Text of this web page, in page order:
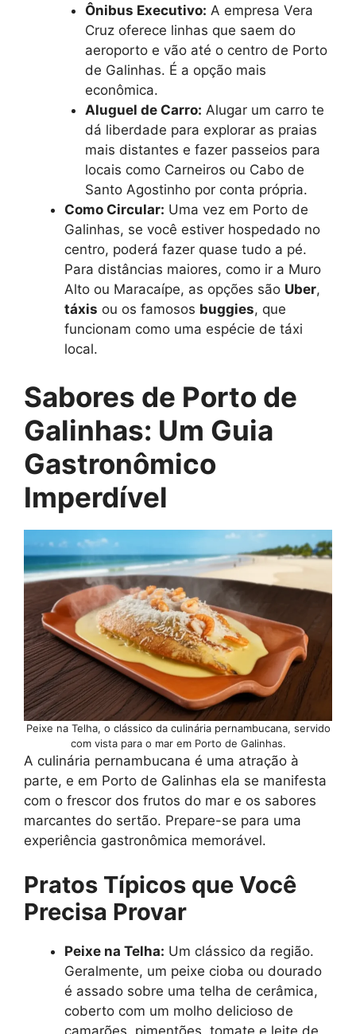
Ônibus Executivo: A empresa Vera
Cruz oferece linhas que saem do
aeroporto e vão até o centro de Porto
de Galinhas. É a opção mais
econômica.
Aluguel de Carro: Alugar um carro te
dá liberdade para explorar as praias
mais distantes e fazer passeios para
locais como Carneiros ou Cabo de
Santo Agostinho por conta própria.
Como Circular: Uma vez em Porto de
Galinhas, se você estiver hospedado no
centro, poderá fazer quase tudo a pé.
Para distâncias maiores, como ir a Muro
Alto ou Maracaípe, as opções são Uber,
táxis ou os famosos buggies, que
funcionam como uma espécie de táxi
local.
Sabores de Porto de
Galinhas: Um Guia
Gastronômico
Imperdível
Peixe na Telha, o clássico da culinária pernambucana, servido
com vista para o mar em Porto de Galinhas.
A culinária pernambucana é uma atração à
parte, e em Porto de Galinhas ela se manifesta
com o frescor dos frutos do mar e os sabores
marcantes do sertão. Prepare-se para uma
experiência gastronômica memorável.
Pratos Típicos que Você
Precisa Provar
Peixe na Telha: Um clássico da região.
Geralmente, um peixe cioba ou dourado
é assado sobre uma telha de cerâmica,
coberto com um molho delicioso de
camarões, pimentões, tomate e leite de